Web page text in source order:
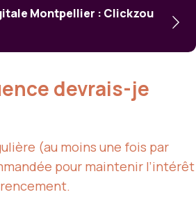
Montpellier : Clickzou
devrais-je
(au moins une fois par
pour maintenir l’intérêt